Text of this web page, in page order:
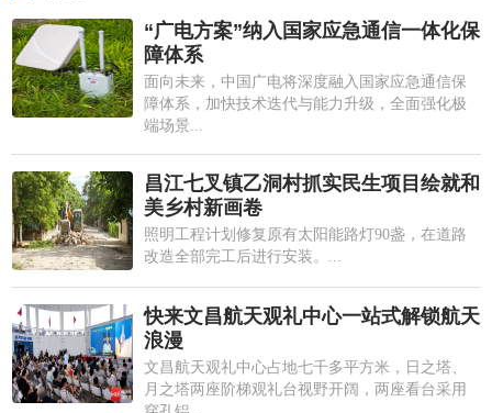
“广电方案”纳入国家应急通信一体化保
障体系
面向未来，中国广电将深度融入国家应急通信保
障体系，加快技术迭代与能力升级，全面强化极
端场景...
昌江七叉镇乙洞村抓实民生项目绘就和
美乡村新画卷
照明工程计划修复原有太阳能路灯90盏，在道路
改造全部完工后进行安装。...
快来文昌航天观礼中心一站式解锁航天
浪漫
文昌航天观礼中心占地七千多平方米，日之塔、
月之塔两座阶梯观礼台视野开阔，两座看台采用